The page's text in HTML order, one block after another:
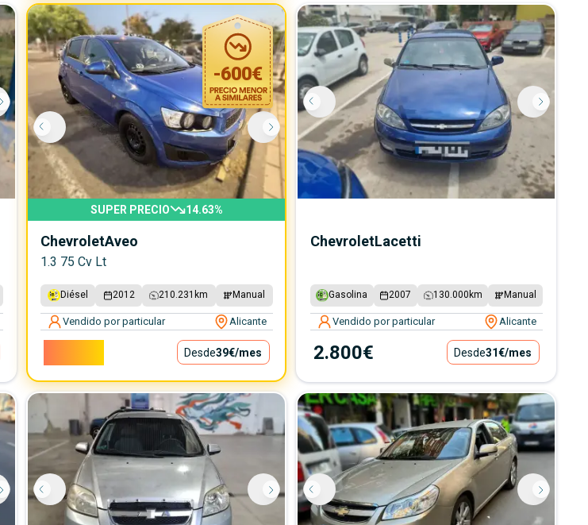
-600€
SUPER PRECIO 14.63%
ChevroletAveo
1.3 75 Cv Lt
Diésel 2012 210.231 km Manual
Vendido por particular Alicante
Desde39€/mes
ChevroletLacetti
Gasolina 2007 130.000 km Manual
Vendido por particular Alicante
2.800€ Desde31€/mes